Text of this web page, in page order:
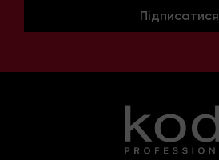
Підписатися